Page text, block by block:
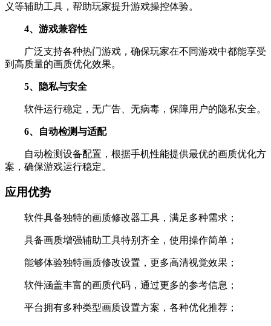
义等辅助工具，帮助玩家提升游戏操控体验。
4、游戏兼容性
广泛支持各种热门游戏，确保玩家在不同游戏中都能享受
到高质量的画质优化效果。
5、隐私与安全
软件运行稳定，无广告、无病毒，保障用户的隐私安全。
6、自动检测与适配
自动检测设备配置，根据手机性能提供最优的画质优化方
案，确保游戏运行稳定。
应用优势
软件具备独特的画质修改器工具，满足多种需求；
具备画质增强辅助工具特别齐全，使用操作简单；
能够体验独特画质修改设置，更多高清视觉效果；
软件涵盖丰富的画质代码，通过更多的参考信息；
平台拥有多种类型画质设置方案，各种优化推荐；